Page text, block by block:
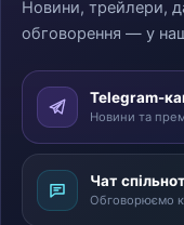
Новини, трейлери,
обговорення — у
Telegram-
Новини та
Чат
Обговорюємо